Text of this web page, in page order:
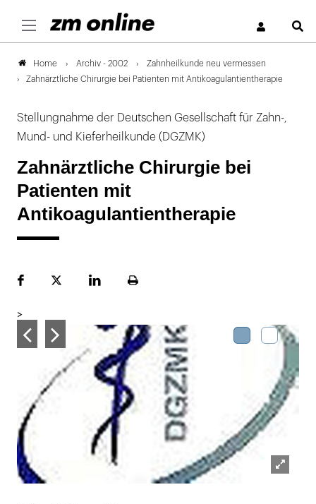
Home Archiv - 2002
Zahnheilkunde neu vermessen
Zahnärztliche Chirurgie bei Patienten mit Antikoagulantientherapie
Stellungnahme der Deutschen Gesellschaft für Zahn-,
Mund- und Kieferheilkunde (DGZMK)
Zahnärztliche Chirurgie bei
Patienten mit
Antikoagulantientherapie
FacebookPlattformLinekdInSeite
>